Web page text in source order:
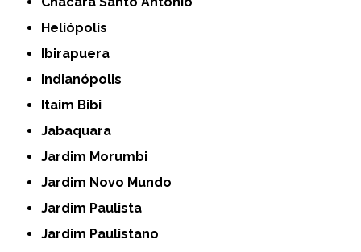
Heliópolis
Ibirapuera
Indianópolis
Itaim Bibi
Jabaquara
Jardim Morumbi
Jardim Novo Mundo
Jardim Paulista
Jardim Paulistano